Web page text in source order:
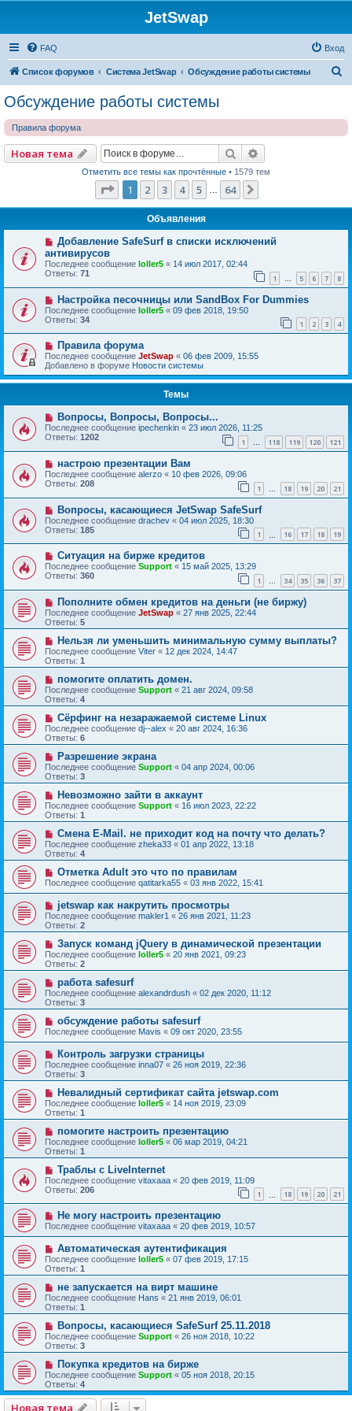
JetSwap
FAQ Вход
Список форумов Система JetSwap Обсуждение работы системы
Обсуждение работы системы
Правила форума
Новая тема Поиск
Отметить все темы как прочтённые • 1579 тем
Страница из 64
1 2 3 4 5 64
Объявления
Добавление SafeSurf в списки исключений
антивирусов
Последнее сообщение loller5 « 14 июл 2017, 02:44
Ответы: 71 1 … 5 6 7 8
Настройка песочницы или SandBox For Dummies
Последнее сообщение loller5 « 09 фев 2018, 19:50
Ответы: 34 1 2 3 4
Правила форума
Последнее сообщение JetSwap « 06 фев 2009, 15:55
Добавлено в форуме Новости системы
Темы
Вопросы, Вопросы, Вопросы...
Последнее сообщение ipechenkin « 23 июл 2026, 11:25
Ответы: 1202 1 … 118 119 120 121
настрою презентации Вам
Последнее сообщение alerzo « 10 фев 2026, 09:06
Ответы: 208 1 … 18 19 20 21
Вопросы, касающиеся JetSwap SafeSurf
Последнее сообщение drachev « 04 июл 2025, 18:30
Ответы: 185 1 16 17 18 19
Ситуация на бирже кредитов
Последнее сообщение Support « 15 май 2025, 13:29
Ответы: 360 1 … 34 35 36 37
Пополните обмен кредитов на деньги (не биржу)
Последнее сообщение JetSwap « 27 янв 2025, 22:44
Ответы: 5
Нельзя ли уменьшить минимальную сумму выплаты?
Последнее сообщение Viter « 12 дек 2024, 14:47
Ответы: 1
помогите оплатить домен.
Последнее сообщение Support « 21 авг 2024, 09:58
Ответы: 4
Сёрфинг на незаражаемой системе Linux
Последнее сообщение dj--alex « 20 авг 2024, 16:36
Ответы: 6
Разрешение экрана
Последнее сообщение Support « 04 апр 2024, 00:06
Ответы: 3
Невозможно зайти в аккаунт
Последнее сообщение Support « 16 июл 2023, 22:22
Ответы: 1
Смена E-Mail. не приходит код на почту что делать?
Последнее сообщение zheka33 « 01 апр 2022, 13:18
Ответы: 4
Отметка Adult это что по правилам
Последнее сообщение qatitarka55 « 03 янв 2022, 15:41
jetswap как накрутить просмотры
Последнее сообщение makler1 « 26 янв 2021, 11:23
Ответы: 2
Запуск команд jQuery в динамической презентации
Последнее сообщение loller5 « 20 янв 2021, 09:23
Ответы: 2
работа safesurf
Последнее сообщение alexandrdush « 02 дек 2020, 11:12
Ответы: 3
обсуждение работы safesurf
Последнее сообщение Mavis « 09 окт 2020, 23:55
Контроль загрузки страницы
Последнее сообщение inna07 « 26 ноя 2019, 22:36
Ответы: 3
Невалидный сертификат сайта jetswap.com
Последнее сообщение loller5 « 14 ноя 2019, 23:09
Ответы: 1
помогите настроить презентацию
Последнее сообщение loller5 « 06 мар 2019, 04:21
Ответы: 1
Траблы с LiveInternet
Последнее сообщение vitaxaaa « 20 фев 2019, 11:09
Ответы: 206 1 18 19 20 21
Не могу настроить презентацию
Последнее сообщение vitaxaaa « 20 фев 2019, 10:57
Автоматическая аутентификация
Последнее сообщение loller5 « 07 фев 2019, 17:15
Ответы: 1
не запускается на вирт машине
Последнее сообщение Hans « 21 янв 2019, 06:01
Ответы: 1
Вопросы, касающиеся SafeSurf 25.11.2018
Последнее сообщение Support « 26 ноя 2018, 10:22
Ответы: 3
Покупка кредитов на бирже
Последнее сообщение Support « 05 ноя 2018, 20:15
Ответы: 4